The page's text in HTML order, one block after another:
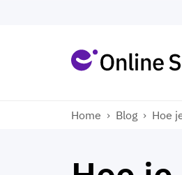
Home › Blog › Hoe